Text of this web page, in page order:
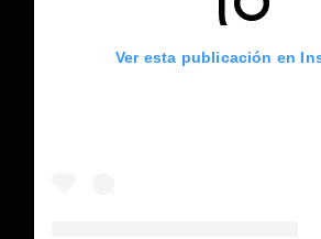
Ver esta publicación en